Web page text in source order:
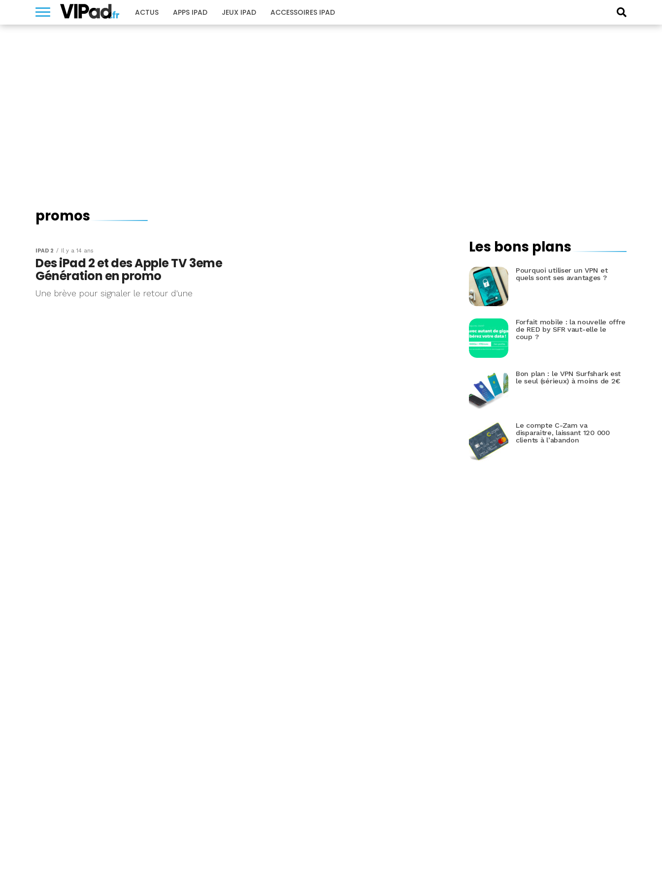
ACTUS APPS IPAD JEUX IPAD ACCESSOIRES IPAD
de promotions pour
Thanksgiving et demain
c’est le Black Friday !
promos
IPAD 2 Il y a 14 ans
Des iPad 2 et des Apple TV 3eme
Génération en promo
Une brève pour signaler le retour d'une
Les bons plans
Pourquoi utiliser un VPN et
quels sont ses avantages ?
Forfait mobile : la nouvelle offre
de RED by SFR vaut-elle le
coup ?
Bon plan : le VPN Surfshark est
le seul (sérieux) à moins de 2€
Le compte C-Zam va
disparaitre, laissant 120 000
clients à l’abandon